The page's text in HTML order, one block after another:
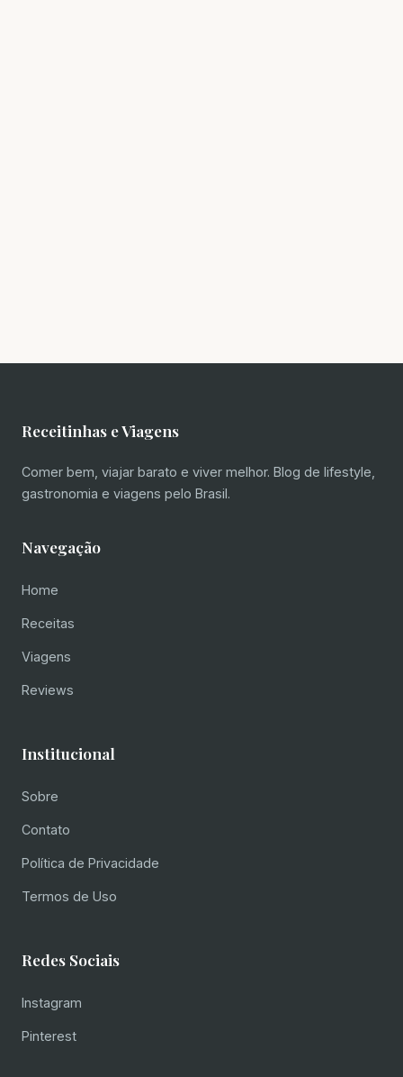
Receitinhas e Viagens
Comer bem, viajar barato e viver melhor. Blog de lifestyle,
gastronomia e viagens pelo Brasil.
Navegação
Home
Receitas
Viagens
Reviews
Institucional
Sobre
Contato
Política de Privacidade
Termos de Uso
Redes Sociais
Instagram
Pinterest